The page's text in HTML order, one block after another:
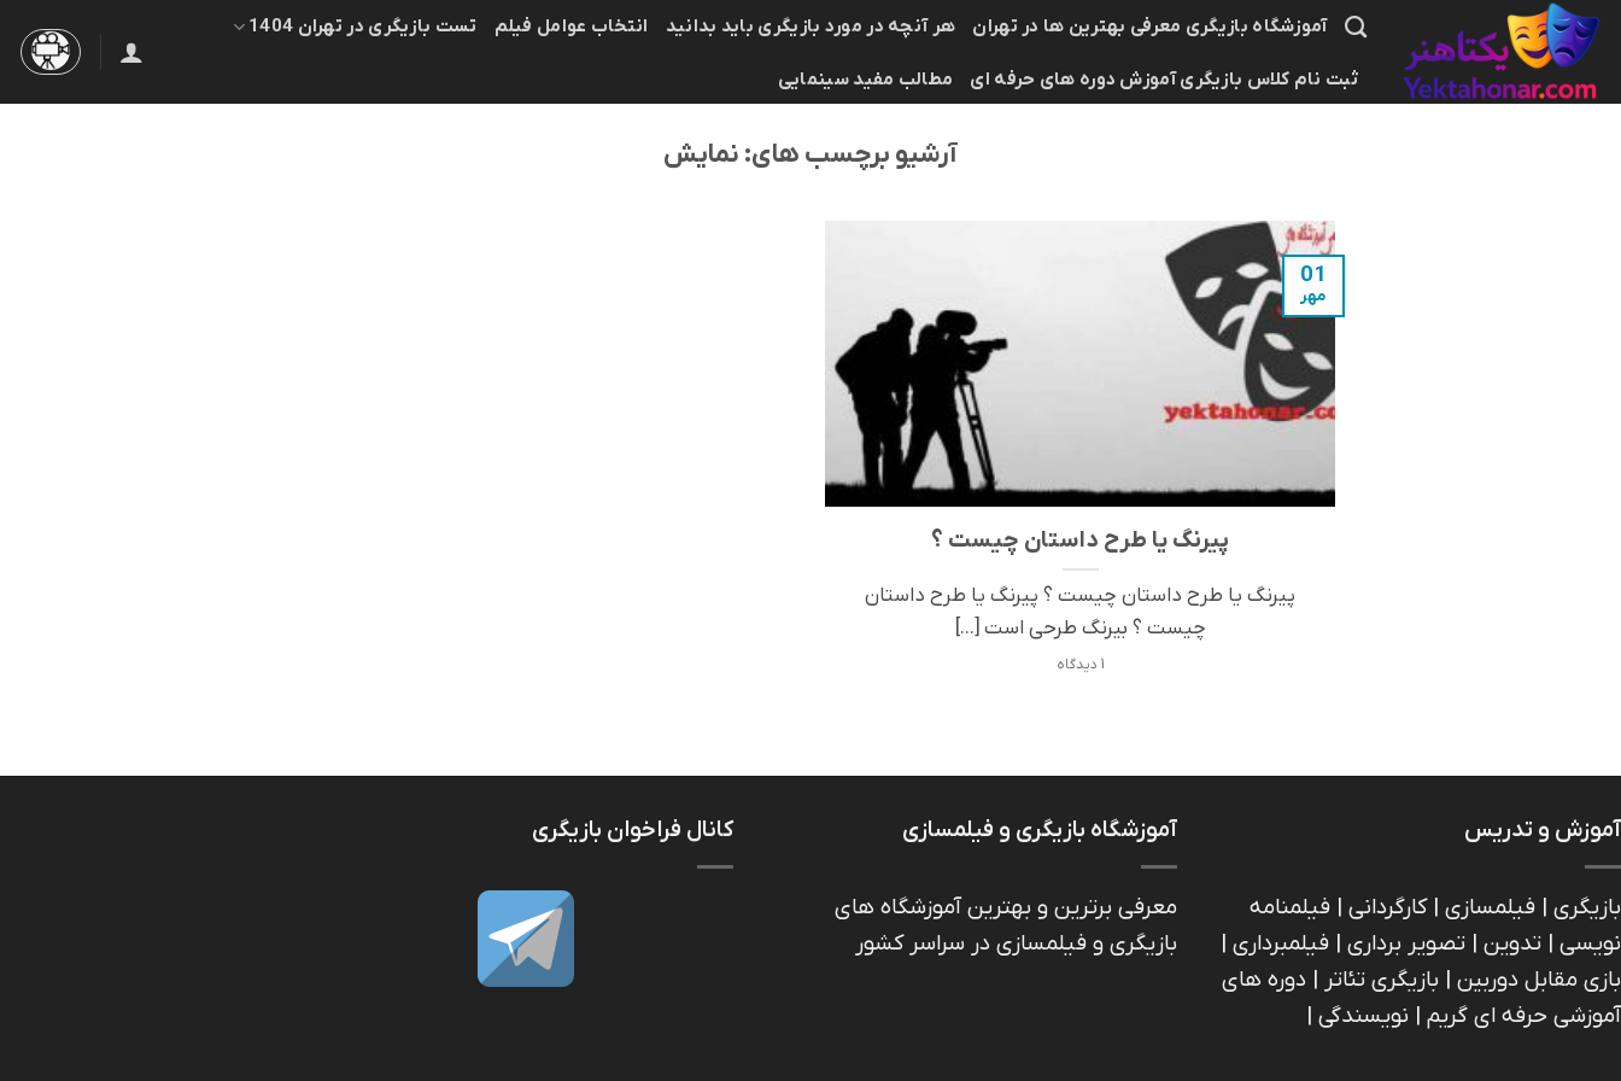
Skip
content
آموزشگاه بازیگری معرفی بهترین ها در تهران هر آنچه در مورد بازیگری باید بدانید انتخاب عوامل فیلم تست بازیگری در تهران 1404
ثبت نام کلاس بازیگری آموزش دوره های حرفه ای مطالب مفید سینمایی
آرشیو برچسب های: نمایش
پیرنگ يا طرح داستان چیست ؟
پیرنگ يا طرح داستان چیست ؟ پیرنگ يا طرح داستان
چیست ؟ بيرنگ طرحي است [...]
1 دیدگاه
01
مهر
آموزش و تدریس
بازیگری | فیلمسازی | کارگردانی | فیلمنامه
نویسی | تدوین | تصویر برداری | فیلمبرداری |
بازی مقابل دوربین | بازیگري تئاتر | دوره های
آموزشی حرفه ای گریم | نویسندگی |
آموزشگاه بازیگری و فیلمسازی
معرفی برترین و بهترین آموزشگاه های
بازیگری و فیلمسازی در سراسر کشور
کانال فراخوان بازیگری